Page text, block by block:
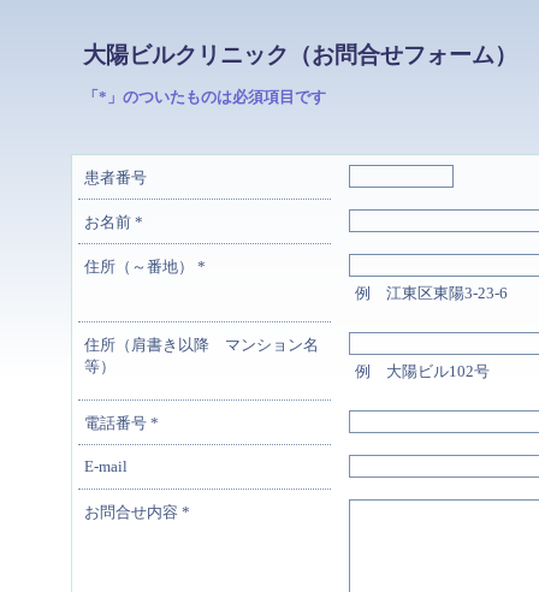
大陽ビルクリニック（お問合せフォーム）
「*」のついたものは必須項目です
患者番号
お名前 *
住所（～番地） *
例 江東区東陽3-23-6
住所（肩書き以降 マンション名
等）
例 大陽ビル102号
電話番号 *
E-mail
お問合せ内容 *